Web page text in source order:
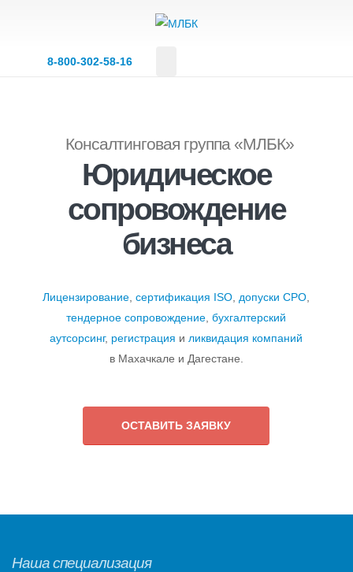
8‑800‑302‑58‑16
Консалтинговая группа «МЛБК»
Юридическое
сопровождение
бизнеса
Лицензирование,сертификация ISO,допуски СРО,
тендерное сопровождение,бухгалтерский
аутсорсинг, регистрация иликвидация компаний
в Махачкале и Дагестане.
ОСТАВИТЬ ЗАЯВКУ
Наша специализация